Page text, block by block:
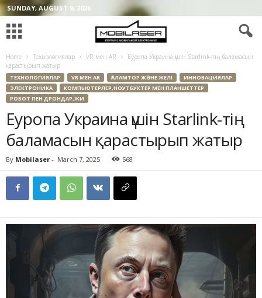
SUNDAY, AUGUST 9, 2026
Home Технологиялар VR мен AR
Еуропа Украина үшін Starlink-тің баламасын
қарастырып жатыр
ТЕХНОЛОГИЯЛАР VR МЕН AR ҒАЛАМТОР ЖӘНЕ ЖЕЛІ
ИННОВАЦИЯЛАР
ЭЛЕКТРОНИКА
КОМПЬЮТЕРЛЕР,НОУТБУКТЕР МЕН ПЛАНШЕТТЕР
РОБОТ ПЕН ДРОНДАР,ЖИ
Еуропа Украина үшін Starlink-тің
баламасын қарастырып жатыр
By Mobilaser - March 7, 2025 568